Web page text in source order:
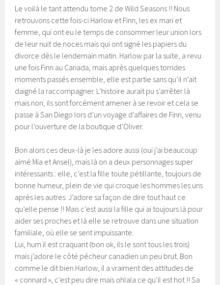
Le voilà le tant attendu tome 2 de Wild Seasons !! Nous
retrouvons cette fois-ci Harlow et Finn, les ex mari et
femme, qui ont eu le temps de consommer leur union lors
de leur nuit de noces mais qui ont signé les papiers du
divorce dès le lendemain matin. Harlow par la suite, a revu
une fois Finn au Canada, mais après quelques torrides
moments passés ensemble, elle est partie sans qu’il n’ait
daigné la raccompagner. L’histoire aurait pu s’arrêter là
mais non, ils sont forcément amener à se revoir et cela se
passe à San Diego lors d’un voyage d’affaires de Finn, venu
pour l’ouverture de la boutique d’Oliver.
Bon alors ces deux-là je les adore aussi (oui j’ai beaucoup
aimé Mia et Ansel), mais là on a deux personnages super
intéressants : elle, c’est la fille toute pétillante, toujours de
bonne humeur, plein de vie qui croque les hommes les uns
après les autres. J’adore sa façon de dire tout haut ce
qu’elle pense !! Mais c’est aussi la fille qui ai toujours là pour
aider ses proches et là elle se retrouve dans une situation
familiale, où elle se sent impuissante.
Lui, hum il est craquant (bon ok, ils le sont tous les trois)
mais j’adore le côté pécheur canadien un peu brut. Bon
comme le dit bien Harlow, il a vraiment des attitudes de
« connard », c’est peu dire mais ohlala ce qu’il est hot !! Sa